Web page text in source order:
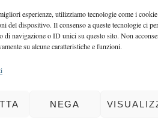
esperienze, utilizziamo tecnologie come i cookie
del dispositivo. Il consenso a queste tecnologie ci
di navigazione o ID unici su questo sito. Non
su alcune caratteristiche e funzioni.
NEGA
EDITORIALE
Costruire futuro